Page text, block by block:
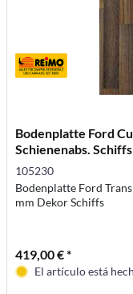
Bodenplatte Ford
Schienenabs.
105230
Bodenplatte Ford
mm Dekor Schiffs
419,00 € *
El artículo está